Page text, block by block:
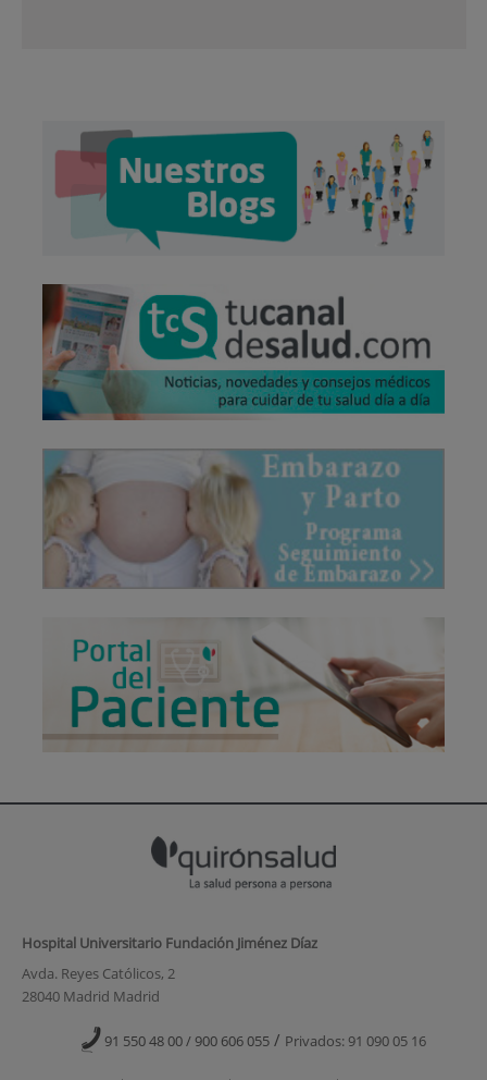
Hospital Universitario Fundación Jiménez Díaz
Avda. Reyes Católicos, 2
28040 Madrid Madrid
91 550 48 00 / 900 606 055 / Privados: 91 090 05 16